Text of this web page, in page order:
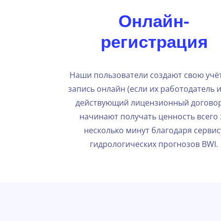
Онлайн-
регистрация
Наши пользователи создают свою
запись онлайн (если их работодатель
действующий лицензионный
начинают получать ценность всего
несколько минут благодаря
гидрологических прогнозов BWI.